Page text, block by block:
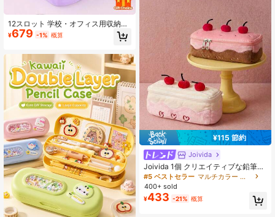
12スロット 学校・オフィス用収納バ
ッグ、90°開口、多層収納バックパッ
ク/デスクオーガナイザー、ジッパー
フトカラーパレット - 学生とプロフ
ェッショナルのための理想的な新学
期ギフト、キャンパス文房具
¥679 -1% 概算
¥115 節約
Joivida
Joivida 1個 クリエイティブな鉛筆
箱、メイクアップバッグ&ペンケー
ス、大容量の文房具収納バッグ、女
性へのギフト、旅行、デスクトップ
オーガナイザー
#5 ベストセラー
マルチカラー 鉛筆バッグ
400+ sold
¥433 -21% 概算